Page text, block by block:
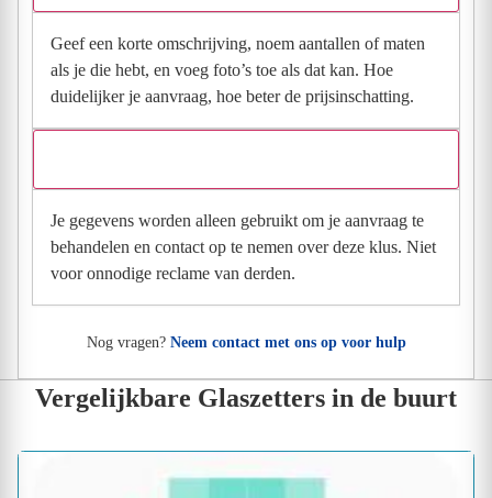
Geef een korte omschrijving, noem aantallen of maten
als je die hebt, en voeg foto’s toe als dat kan. Hoe
duidelijker je aanvraag, hoe beter de prijsinschatting.
Je gegevens worden alleen gebruikt om je aanvraag te
behandelen en contact op te nemen over deze klus. Niet
voor onnodige reclame van derden.
Nog vragen? Neem contact met ons op voor hulp
Vergelijkbare Glaszetters in de buurt